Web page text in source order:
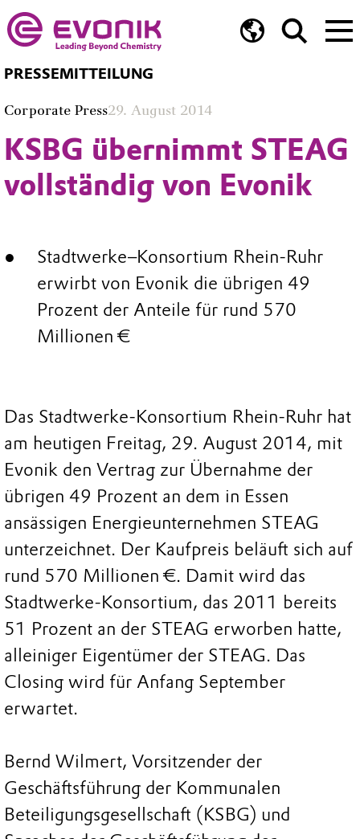
PRESSEMITTEILUNG
Corporate Press29. August 2014
KSBG übernimmt STEAG
vollständig von Evonik
Stadtwerke–Konsortium Rhein-Ruhr
erwirbt von Evonik die übrigen 49
Prozent der Anteile für rund 570
Millionen €
Das Stadtwerke-Konsortium Rhein-Ruhr hat
am heutigen Freitag, 29. August 2014, mit
Evonik den Vertrag zur Übernahme der
übrigen 49 Prozent an dem in Essen
ansässigen Energieunternehmen STEAG
unterzeichnet. Der Kaufpreis beläuft sich auf
rund 570 Millionen €. Damit wird das
Stadtwerke-Konsortium, das 2011 bereits
51 Prozent an der STEAG erworben hatte,
alleiniger Eigentümer der STEAG. Das
Closing wird für Anfang September
erwartet.
Bernd Wilmert, Vorsitzender der
Geschäftsführung der Kommunalen
Beteiligungsgesellschaft (KSBG) und